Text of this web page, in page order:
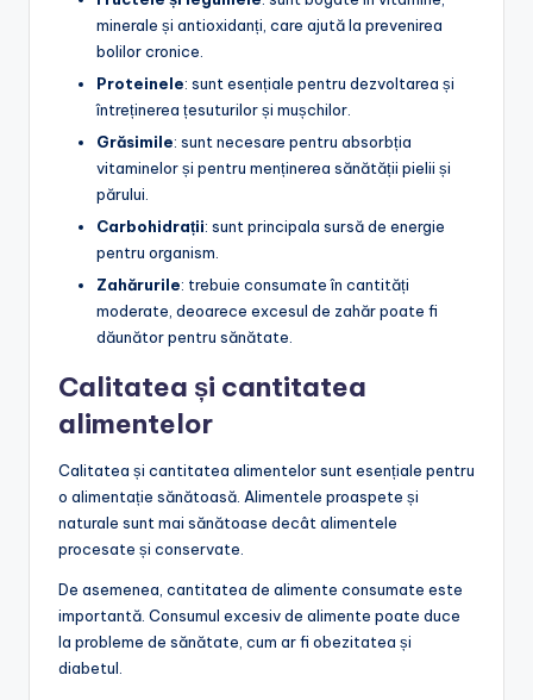
minerale și antioxidanți, care ajută la prevenirea
bolilor cronice.
Proteinele: sunt esențiale pentru dezvoltarea și
întreținerea țesuturilor și mușchilor.
Grăsimile: sunt necesare pentru absorbția
vitaminelor și pentru menținerea sănătății pielii și
părului.
Carbohidrații: sunt principala sursă de energie
pentru organism.
Zahărurile: trebuie consumate în cantități
moderate, deoarece excesul de zahăr poate fi
dăunător pentru sănătate.
Calitatea și cantitatea
alimentelor
Calitatea și cantitatea alimentelor sunt esențiale pentru
o alimentație sănătoasă. Alimentele proaspete și
naturale sunt mai sănătoase decât alimentele
procesate și conservate.
De asemenea, cantitatea de alimente consumate este
importantă. Consumul excesiv de alimente poate duce
la probleme de sănătate, cum ar fi obezitatea și
diabetul.